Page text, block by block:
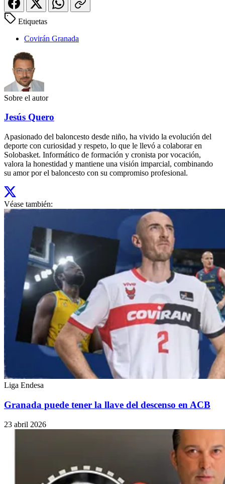
Etiquetas
Covirán Granada
Sobre el autor
Jesús Quero
Apasionado del baloncesto desde niño, ha vivido la evolución del
deporte con curiosidad y respeto, lo que le llevó a colaborar en
Solobasket. Informático de formación y cronista por vocación,
valora la honestidad y mantiene una visión imparcial, combinando
su amor por el baloncesto con su compromiso profesional.
Véase también:
Liga Endesa
Granada puede tener la llave del descenso en ACB
23 abril 2026